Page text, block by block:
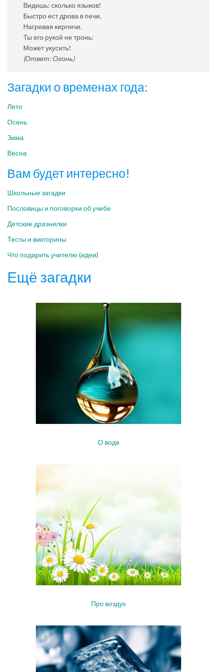
Видишь: сколько языков!
Быстро ест дрова в печи,
Нагревая кирпичи.
Ты его рукой не тронь:
Может укусить!
(Ответ: Огонь)
Загадки о временах года:
Лето
Осень
Зима
Весна
Вам будет интересно!
Школьные загадки
Пословицы и поговорки об учебе
Детские дразнилки
Тесты и викторины
Что подарить учителю (идеи)
Ещё загадки
О воде
Про воздух